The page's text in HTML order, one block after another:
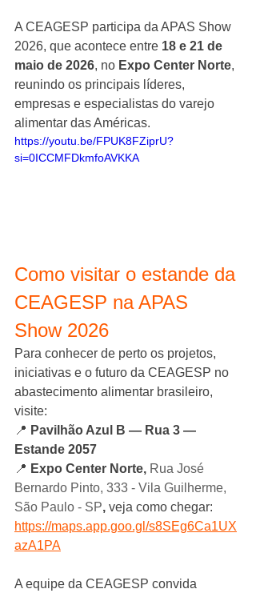
A CEAGESP participa da APAS Show
2026, que acontece entre 18 e 21 de
maio de 2026, no Expo Center Norte,
reunindo os principais líderes,
empresas e especialistas do varejo
alimentar das Américas.
https://youtu.be/FPUK8FZiprU?
si=0ICCMFDkmfoAVKKA
Como visitar o estande da
CEAGESP na APAS
Show 2026
Para conhecer de perto os projetos,
iniciativas e o futuro da CEAGESP no
abastecimento alimentar brasileiro,
visite:
📍 Pavilhão Azul B — Rua 3 —
Estande 2057
📍 Expo Center Norte, Rua José
Bernardo Pinto, 333 - Vila Guilherme,
São Paulo - SP, veja como chegar:
https://maps.app.goo.gl/s8SEg6Ca1UX
azA1PA
A equipe da CEAGESP convida